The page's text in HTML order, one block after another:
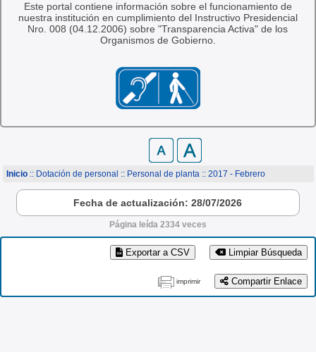
Este portal contiene información sobre el funcionamiento de
nuestra institución en cumplimiento del Instructivo Presidencial
Nro. 008 (04.12.2006) sobre "Transparencia Activa" de los
Organismos de Gobierno.
Inicio :: Dotación de personal :: Personal de planta :: 2017 - Febrero
Fecha de actualización: 28/07/2026
Página leída 2334 veces
Limpiar Búsqueda
Exportar a CSV
Compartir Enlace
imprimir